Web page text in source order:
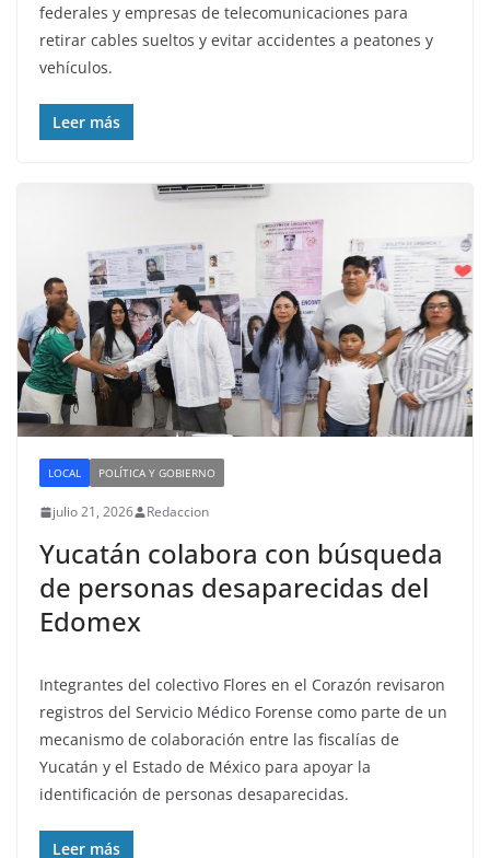
federales y empresas de telecomunicaciones para
retirar cables sueltos y evitar accidentes a peatones y
vehículos.
Leer más
LOCAL POLÍTICA Y GOBIERNO
julio 21, 2026 Redaccion
Yucatán colabora con búsqueda
de personas desaparecidas del
Edomex
Integrantes del colectivo Flores en el Corazón revisaron
registros del Servicio Médico Forense como parte de un
mecanismo de colaboración entre las fiscalías de
Yucatán y el Estado de México para apoyar la
identificación de personas desaparecidas.
Leer más